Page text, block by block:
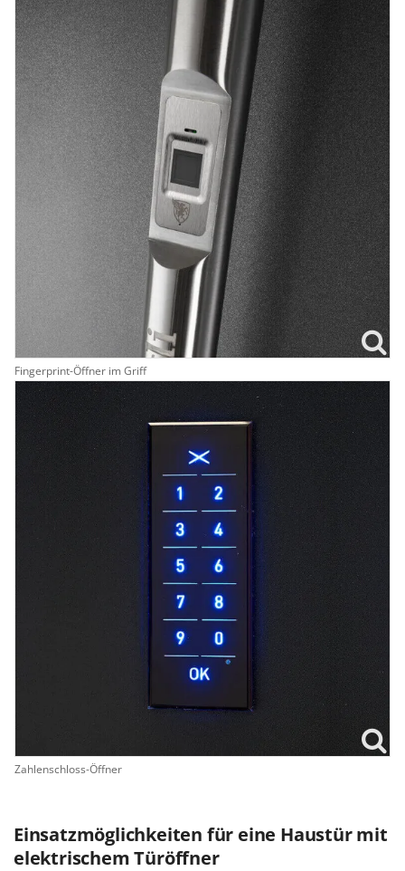
Fingerprint-Öffner im Griff
Zahlenschloss-Öffner
Einsatzmöglichkeiten für eine Haustür mit
elektrischem Türöffner